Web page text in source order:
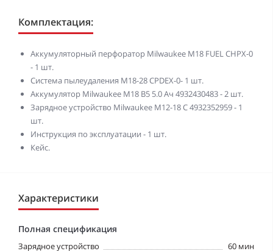
Комплектация:
Аккумуляторный перфоратор Milwaukee M18 FUEL CHPX-0
- 1 шт.
Система пылеудаления M18-28 CPDEX-0- 1 шт.
Аккумулятор Milwaukee M18 B5 5.0 Ач 4932430483 - 2 шт.
Зарядное устройство Milwaukee M12-18 C 4932352959 - 1
шт.
Инструкция по эксплуатации - 1 шт.
Кейс.
Характеристики
Полная спецификация
Зарядное устройство
60 мин